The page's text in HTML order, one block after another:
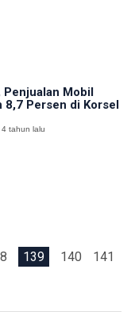
Penjualan Mobil
8,7 Persen di Korsel
4 tahun lalu
139 140
141